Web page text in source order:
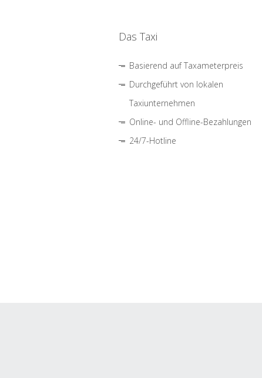
Das Taxi
Basierend auf Taxameterpreis
Durchgeführt von lokalen
Taxiunternehmen
Online- und Offline-Bezahlungen
24/7-Hotline